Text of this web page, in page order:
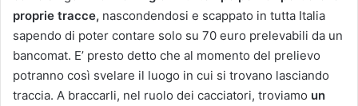
proprie tracce, nascondendosi e scappato in tutta Italia
sapendo di poter contare solo su 70 euro prelevabili da un
bancomat. E’ presto detto che al momento del prelievo
potranno così svelare il luogo in cui si trovano lasciando
traccia. A braccarli, nel ruolo dei cacciatori, troviamo un